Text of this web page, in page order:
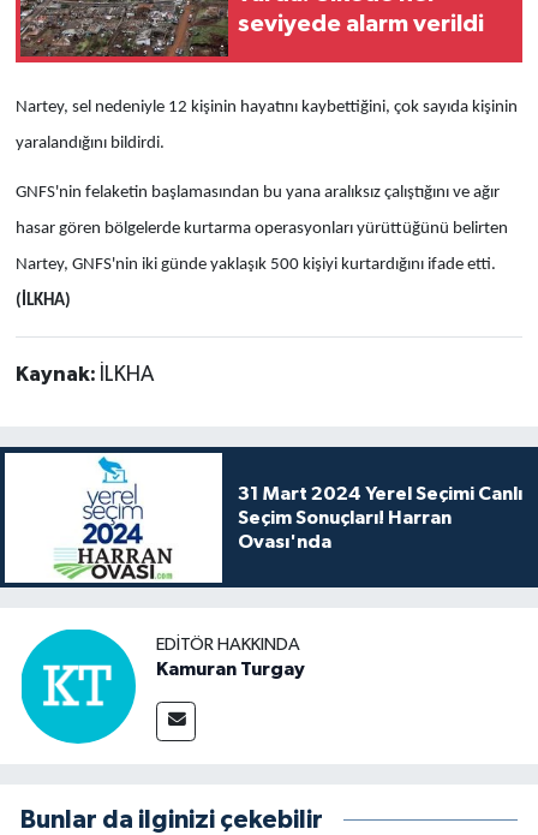
seviyede alarm verildi
Nartey, sel nedeniyle 12 kişinin hayatını kaybettiğini, çok sayıda kişinin
yaralandığını bildirdi.
GNFS'nin felaketin başlamasından bu yana aralıksız çalıştığını ve ağır
hasar gören bölgelerde kurtarma operasyonları yürüttüğünü belirten
Nartey, GNFS'nin iki günde yaklaşık 500 kişiyi kurtardığını ifade etti.
(İLKHA)
Kaynak: İLKHA
31 Mart 2024 Yerel Seçimi Canlı
Seçim Sonuçları! Harran
Ovası'nda
EDITÖR HAKKINDA
Kamuran Turgay
Bunlar da ilginizi çekebilir